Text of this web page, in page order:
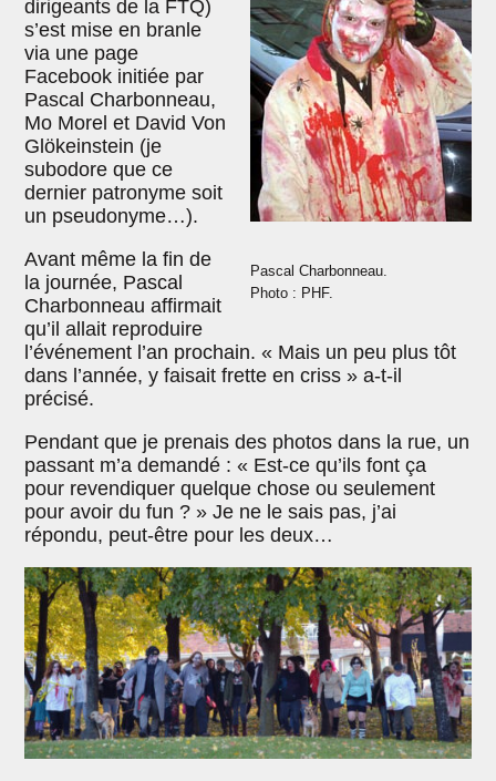
Pascal Charbonneau.
Photo : PHF.
dirigeants de la FTQ)
s’est mise en branle
via une page
Facebook initiée par
Pascal Charbonneau,
Mo Morel et David Von
Glökeinstein (je
subodore que ce
dernier patronyme soit
un pseudonyme…).
Avant même la fin de
la journée, Pascal
Charbonneau affirmait
qu’il allait reproduire
l’événement l’an prochain. « Mais un peu plus tôt
dans l’année, y faisait frette en criss » a-t-il
précisé.
Pendant que je prenais des photos dans la rue, un
passant m’a demandé : « Est-ce qu’ils font ça
pour revendiquer quelque chose ou seulement
pour avoir du fun ? » Je ne le sais pas, j’ai
répondu, peut-être pour les deux…